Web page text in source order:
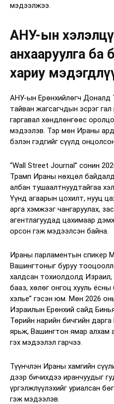
мэдээлжээ.
АНУ-ын
анхааруулга ба
хариу
АНУ-ын Ерөнхийлөгч Доналд
тайван жагсагчдын эсрэг
гаргавал хөндлөнгөөс
мэдээлэв. Тэр мөн Ираны
бэлэн гэдгийг сүүлд
“Wall Street Journal” сонин
Трамп Ираны нөхцөл
албан тушаалтнуудтайгаа
Үүнд агаарын цохилт, нууц
арга хэмжээг чангаруулах,
агентлагуудад цахимаар
орсон гэж мэдээлсэн байна.
Ираны парламентын спикер
Вашингтоныг буруу
халдсан тохиолдолд
бааз, хөлөг онгоц хууль
хэлье” гэсэн юм. Мөн 2026
Израилын Ерөнхий сайд
Төрийн нарийн бичгийн
ярьж, Вашингтон ямар алхам
гэх мэдээлэл гарчээ.
Түүнчлэн Ираны хамгийн
дээр бичихдээ иранчуудыг
үргэлжлүүлэхийг уриалсан
гэж мэдээлэв.